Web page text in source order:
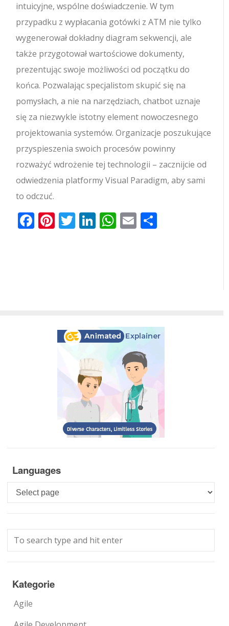
intuicyjne, wspólne doświadczenie. W tym
przypadku z wypłacania gotówki z ATM nie tylko
wygenerował dokładny diagram sekwencji, ale
także przygotował wartościowe dokumenty,
prezentując swoje możliwości od początku do
końca. Pozwalając specjalistom skupić się na
pomysłach, a nie na narzędziach, chatbot uznaje
się za niezwykle istotny element nowoczesnego
projektowania systemów. Organizacje poszukujące
przyspieszenia swoich procesów powinny
rozważyć wdrożenie tej technologii – zacznijcie od
odwiedzenia platformy Visual Paradigm, aby sami
to odczuć.
Facebook
Pinterest
Twitter
LinkedIn
WhatsApp
Email
Languages
Languages
Kategorie
Agile